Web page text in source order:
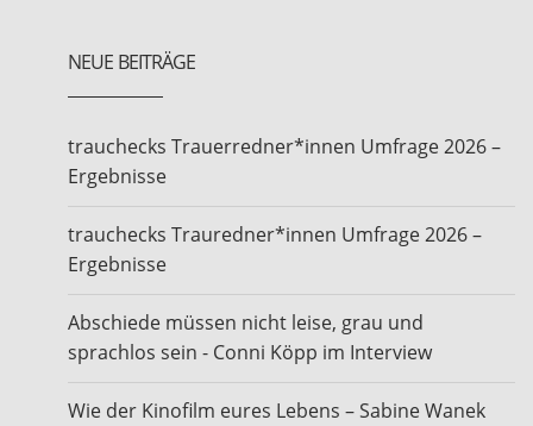
NEUE BEITRÄGE
trauchecks Trauerredner*innen Umfrage 2026 –
Ergebnisse
trauchecks Trauredner*innen Umfrage 2026 –
Ergebnisse
Abschiede müssen nicht leise, grau und
sprachlos sein - Conni Köpp im Interview
Wie der Kinofilm eures Lebens – Sabine Wanek